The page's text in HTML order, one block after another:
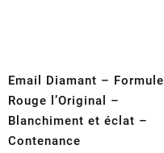
Email Diamant – Formule
Rouge l’Original –
Blanchiment et éclat –
Contenance